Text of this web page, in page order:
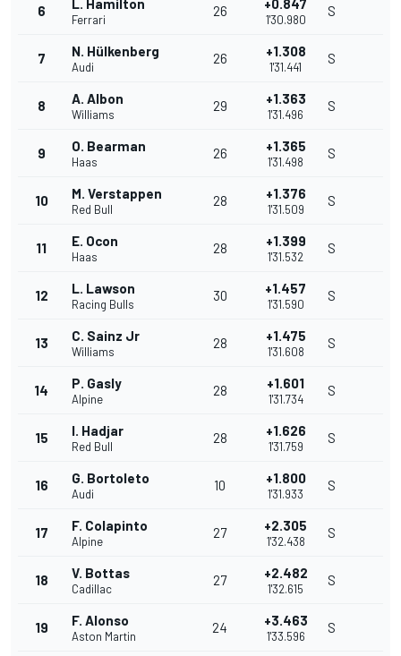
6 L. Hamilton
Ferrari
26 +0.847
1'30.980
S
7 N. Hülkenberg
Audi
26 +1.308
1'31.441
S
8 A. Albon
Williams
29 +1.363
1'31.496
S
9 O. Bearman
Haas
26 +1.365
1'31.498
S
10 M. Verstappen
Red Bull
28 +1.376
1'31.509
S
11 E. Ocon
Haas
28 +1.399
1'31.532
S
12 L. Lawson
Racing Bulls
30 +1.457
1'31.590
S
13 C. Sainz Jr
Williams
28 +1.475
1'31.608
S
14 P. Gasly
Alpine
28 +1.601
1'31.734
S
15 I. Hadjar
Red Bull
28 +1.626
1'31.759
S
16 G. Bortoleto
Audi
10 +1.800
1'31.933
S
17 F. Colapinto
Alpine
27 +2.305
1'32.438
S
18 V. Bottas
Cadillac
27 +2.482
1'32.615
S
19 F. Alonso
Aston Martin
24 +3.463
1'33.596
S